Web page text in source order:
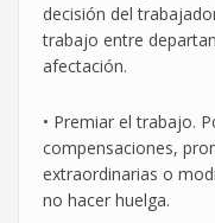
decisión del
trabajo entre
afectación.
• Premiar el trabajo.
compensaciones,
extraordinarias o
no hacer huelga.